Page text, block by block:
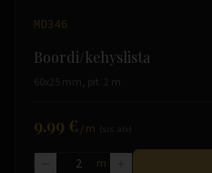
MD346
Boordi/kehyslista
60x25 mm, pit. 2 m
9.99 € /m
m